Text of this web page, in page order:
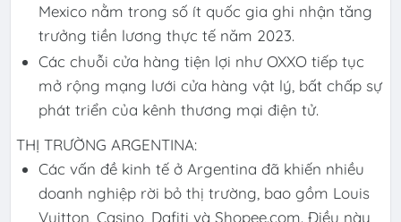
Mexico nằm trong số ít quốc gia ghi nhận tăng
trưởng tiền lương thực tế năm 2023.
Các chuỗi cửa hàng tiện lợi như OXXO tiếp tục
mở rộng mạng lưới cửa hàng vật lý, bất chấp sự
phát triển của kênh thương mại điện tử.
THỊ TRƯỜNG ARGENTINA:
Các vấn đề kinh tế ở Argentina đã khiến nhiều
doanh nghiệp rời bỏ thị trường, bao gồm Louis
Vuitton, Casino, Dafiti và Shopee.com. Điều này